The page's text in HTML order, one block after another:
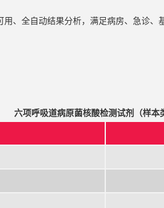
、全自动结果分析，满足病房、急诊、
六项呼吸道病原菌核酸检测试剂（样本